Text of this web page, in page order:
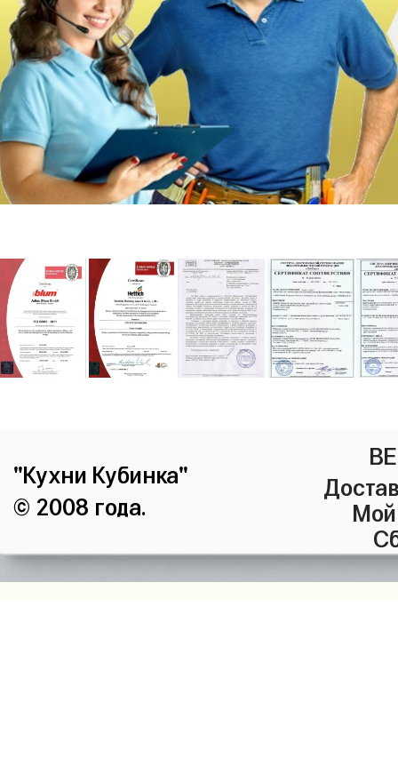
"Кухни Кубинка"
© 2008 года.